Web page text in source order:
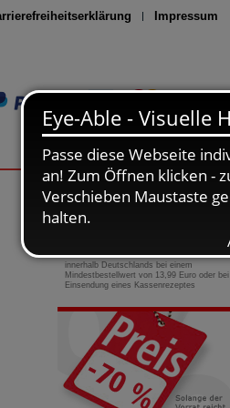
Impressum
Seite drucken
0800-10 11 422
gebührenfreie Rufnummer
innerhalb Deutschlands bei einem
Mindestbestellwert von 13,99 Euro oder bei
Einsendung eines Kassenrezeptes